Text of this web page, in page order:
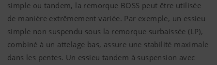
simple ou tandem, la remorque BOSS peut être utilisée
de manière extrêmement variée. Par exemple, un essieu
simple non suspendu sous la remorque surbaissée (LP),
combiné à un attelage bas, assure une stabilité maximale
dans les pentes. Un essieu tandem à suspension avec